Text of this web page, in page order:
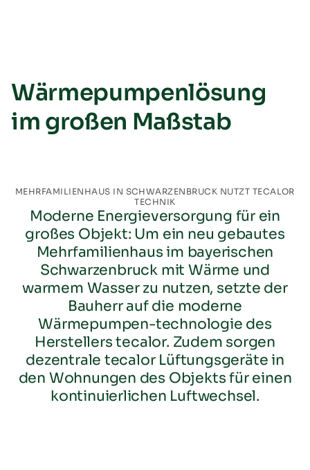
Wärmepumpenlösung
im großen Maßstab
MEHRFAMILIENHAUS IN SCHWARZENBRUCK NUTZT TECALOR
TECHNIK
Moderne Energieversorgung für ein
großes Objekt: Um ein neu gebautes
Mehrfamilienhaus im bayerischen
Schwarzenbruck mit Wärme und
warmem Wasser zu nutzen, setzte der
Bauherr auf die moderne
Wärmepumpen-technologie des
Herstellers tecalor. Zudem sorgen
dezentrale tecalor Lüftungsgeräte in
den Wohnungen des Objekts für einen
kontinuierlichen Luftwechsel.